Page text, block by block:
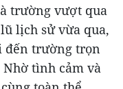
trường vượt qua
lịch sử vừa qua,
đến trường trọn
tình cảm và